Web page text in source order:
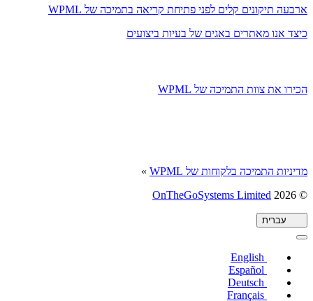
ארבעה תיקונים קלים לפני פתיחת קריאה בתמיכה של WPML
כיצד אנו מאתרים באגים של בעיות ביצועים
הכירו את צוות התמיכה של WPML
מדיניות התמיכה בלקוחות של WPML
»
© 2026
OnTheGoSystems Limited(נפתח
עברית